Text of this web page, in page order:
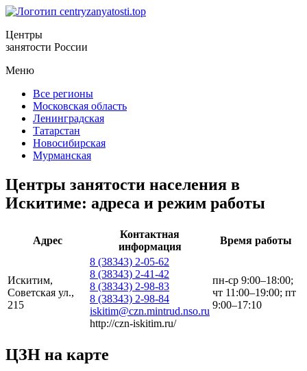
Центры
занятости России
Меню
Все регионы
Московская область
Ленинградская
Татарстан
Новосибирская
Мурманская
Центры занятости населения в
Искитиме: адреса и режим работы
Адрес
Контактная
информация
Время работы
Искитим,
Советская ул.,
215
8 (38343) 2-05-62
8 (38343) 2-41-42
8 (38343) 2-98-83
8 (38343) 2-98-84
iskitim@czn.mintrud.nso.ru
http://czn-iskitim.ru/
пн-ср 9:00–18:00;
чт 11:00–19:00; пт
9:00–17:10
ЦЗН на карте